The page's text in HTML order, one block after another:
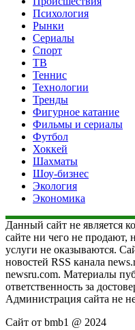
Психология
Рынки
Сериалы
Спорт
ТВ
Теннис
Технологии
Тренды
Фигурное катание
Фильмы и сериалы
Футбол
Хоккей
Шахматы
Шоу-бизнес
Экология
Экономика
Данный сайт не является
сайте ни чего не продают,
услуги не оказываются.
новостей RSS канала
newsru.com. Материалы
ответственность за
Администрация сайта не
Сайт от bmb1 @ 2024